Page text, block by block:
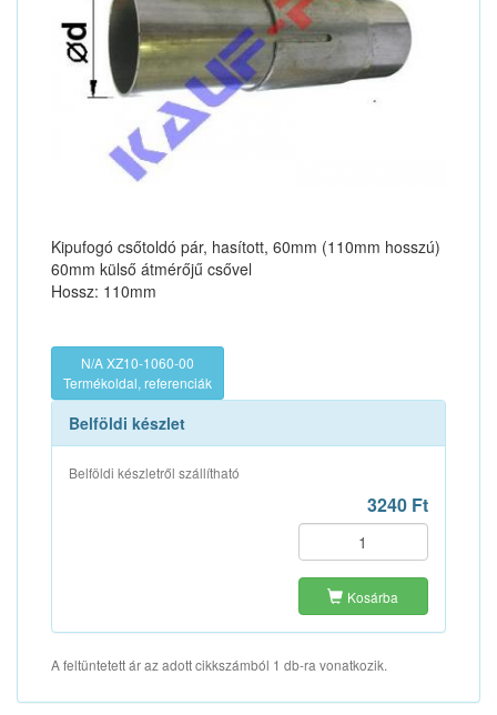
Kipufogó csőtoldó pár, hasított, 60mm (110mm hosszú)
60mm külső átmérőjű csővel
Hossz: 110mm
N/A XZ10-1060-00
Termékoldal, referenciák
Belföldi készlet
Belföldi készletről szállítható
3240 Ft
Kosárba
A feltüntetett ár az adott cikkszámból 1 db-ra vonatkozik.